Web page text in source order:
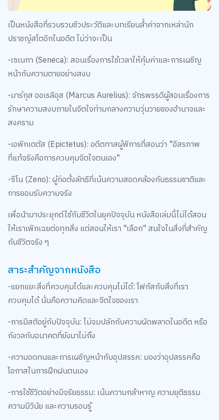
เป็นหนังสือที่รวบรวมชีวประวัติและบทเรียนล้ำค่าจากเหล่านัก
ปราชญ์สโตอิกในอดีต ไม่ว่าจะเป็น
-เซเนกา (Seneca): สอนเรื่องการใช้เวลาให้คุ้มค่าและการเผชิญ
หน้ากับความตายอย่างสงบ
-มาร์กุส ออเรลิอุส (Marcus Aurelius): จักรพรรดิผู้สอนเรื่องการ
รักษาความสงบภายในจิตใจท่ามกลางความวุ่นวายของอำนาจและ
สงคราม
-เอพิกเตตัส (Epictetus): อดีตทาสผู้พิการที่สอนว่า "อิสรภาพ
ที่แท้จริงคือการควบคุมจิตใจตนเอง"
-ซีโน (Zeno): ผู้ก่อตั้งลัทธิที่เน้นความสอดคล้องกับธรรมชาติและ
การยอมรับความจริง
เพื่อนำมาประยุกต์ใช้กับชีวิตในยุคปัจจุบัน หนังสือเล่มนี้ไม่ได้สอน
ให้เราเพิกเฉยต่อทุกสิ่ง แต่สอนให้เรา "เลือก" สนใจในสิ่งที่สำคัญ
กับชีวิตจริง ๆ
สาระสำคัญจากหนังสือ
-แยกแยะสิ่งที่ควบคุมได้และควบคุมไม่ได้: โฟกัสกับสิ่งที่เรา
ควบคุมได้ นั่นคือความคิดและจิตใจของเรา
-การมีสติอยู่กับปัจจุบัน: ไม่จมปลักกับความผิดพลาดในอดีต หรือ
กังวลกับอนาคตที่ยังมาไม่ถึง
-ความอดทนและการเผชิญหน้ากับอุปสรรค: มองว่าอุปสรรคคือ
โอกาสในการฝึกฝนตนเอง
-การใช้ชีวิตอย่างมีจริยธรรม: เน้นความกล้าหาญ ความยุติธรรม
ความมีวินัย และความรอบรู้